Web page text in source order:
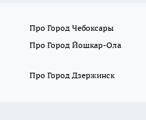
Про Город Чебоксары
Про Город Йошкар-Ола
Про Город Дзержинск